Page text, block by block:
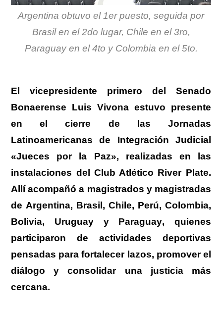
Argentina obtuvo el 1er puesto, seguida por
Brasil en el 2do lugar, Chile en el 3ro,
Paraguay en el 4to y Colombia en el 5to.
El vicepresidente primero del Senado
Bonaerense Luis Vivona estuvo presente
en el cierre de las Jornadas
Latinoamericanas de Integración Judicial
«Jueces por la Paz», realizadas en las
instalaciones del Club Atlético River Plate.
Allí acompañó a magistrados y magistradas
de Argentina, Brasil, Chile, Perú, Colombia,
Bolivia, Uruguay y Paraguay, quienes
participaron de actividades deportivas
pensadas para fortalecer lazos, promover el
diálogo y consolidar una justicia más
cercana.